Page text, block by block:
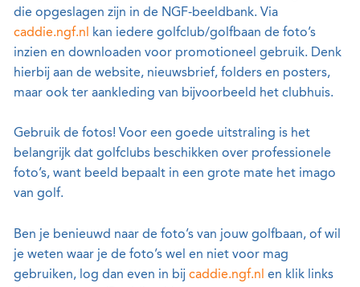
die opgeslagen zijn in de NGF-beeldbank. Via
caddie.ngf.nl
kan iedere golfclub/golfbaan de foto’s
inzien en downloaden voor promotioneel gebruik. Denk
hierbij aan de website, nieuwsbrief, folders en posters,
maar ook ter aankleding van bijvoorbeeld het clubhuis.
Gebruik de fotos! Voor een goede uitstraling is het
belangrijk dat golfclubs beschikken over professionele
foto’s, want beeld bepaalt in een grote mate het imago
van golf.
Ben je benieuwd naar de foto’s van jouw golfbaan, of wil
je weten waar je de foto’s wel en niet voor mag
gebruiken, log dan even in bij caddie.ngf.nl en klik links